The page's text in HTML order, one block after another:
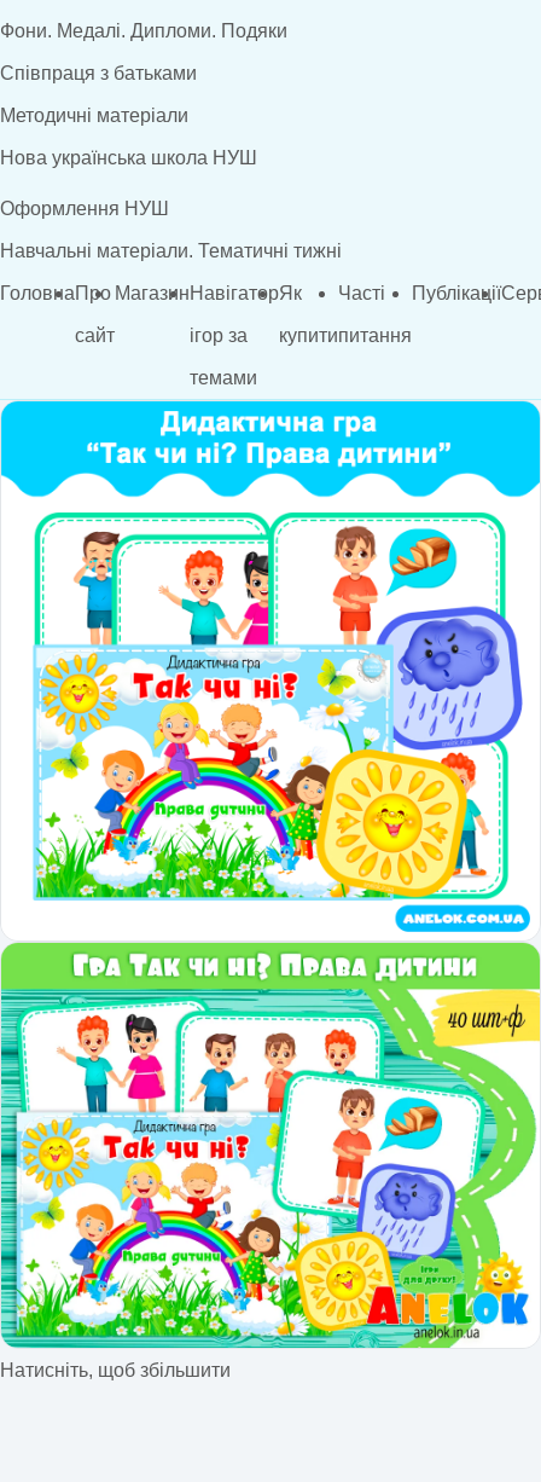
Фони. Медалі. Дипломи. Подяки
Співпраця з батьками
Методичні матеріали
Нова українська школа НУШ
Оформлення НУШ
Навчальні матеріали. Тематичні тижні
ГоловнаПро
сайт
МагазинНавігатор
ігор за
темами
Як
купити
Часті
питання
Публікації
Натисніть, щоб збільшити